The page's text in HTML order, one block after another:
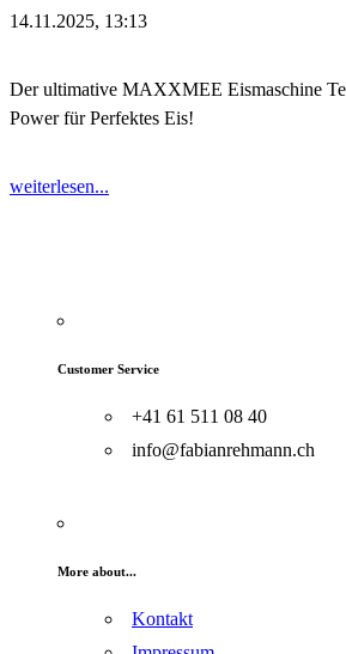
14.11.2025, 13:13
Der ultimative MAXXMEE Eismaschine
Power für Perfektes Eis!
weiterlesen...
Customer Service
+41 61 511 08 40
info@fabianrehmann.ch
More about...
Kontakt